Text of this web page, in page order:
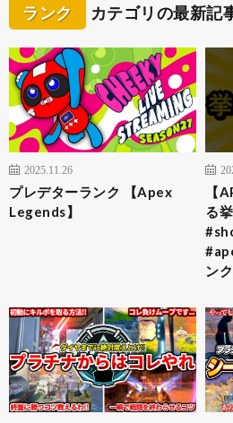
ランク カテゴリの最新記
2025.11.26
プレデターランク 【Apex
Legends】
【
る
ン